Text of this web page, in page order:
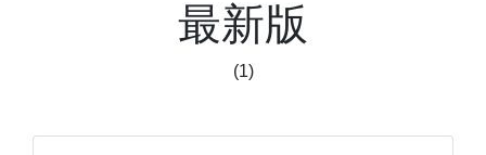
最新版
(1)